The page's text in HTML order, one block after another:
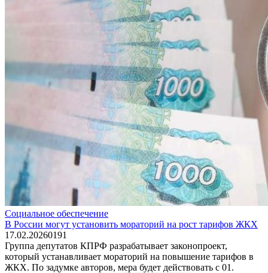
Социальное обеспечение
В России могут установить мораторий на рост тарифов ЖКХ
17.02.20260191
Группа депутатов КПРФ разрабатывает законопроект,
который устанавливает мораторий на повышение тарифов в
ЖКХ. По задумке авторов, мера будет действовать с 01.